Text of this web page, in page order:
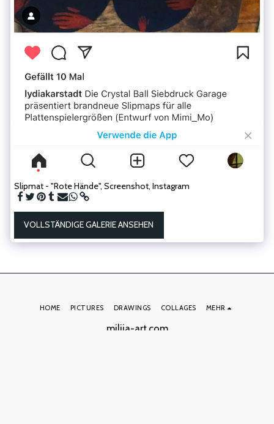
Slipmat - "Rote Hände", Screenshot, Instagram
VOLLSTÄNDIGE GALERIE ANSEHEN
milija-art.com
HOME PICTURES DRAWINGS COLLAGES MEHR